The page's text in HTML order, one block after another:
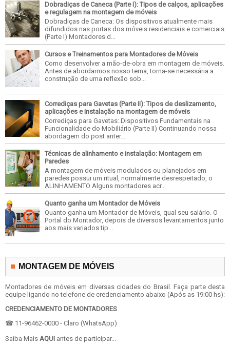
Dobradiças de Caneca (Parte I): Tipos de calços, aplicações
e regulagem na montagem de móveis
Dobradiças de Caneca: Os dispositivos atualmente mais
difundidos nas portas dos móveis residenciais e comerciais
(Parte I) Montadores d...
Cursos e Treinamentos para Montadores de Móveis
Como desenvolver a mão-de-obra em montagem de móveis.
Antes de abordarmos nosso tema, torna-se necessária a
construção de uma reflexão sob...
Corrediças para Gavetas (Parte II): Tipos de deslizamento,
aplicações e instalação na montagem de móveis
Corrediças para Gavetas: Dispositivos Fundamentais na
Funcionalidade do Mobiliário (Parte II) Continuando nossa
abordagem do post anter...
Técnicas de alinhamento e instalação: Montagem em
Paredes
A montagem de móveis modulados ou planejados em
paredes possui um ritual, normalmente desrespeitado, o
ALINHAMENTO Alguns montadores acr...
Quanto ganha um Montador de Móveis
Quanto ganha um Montador de Móveis, qual seu salário. O
Portal do Montador, depois de diversos levantamentos junto
aos mais variados tip...
MONTAGEM DE MÓVEIS
Montadores de móveis em diversas cidades do Brasil. Faça parte desta
equipe ligando no telefone de credenciamento abaixo (Após as 19:00 hs):
CREDENCIAMENTO DE MONTADORES
☎ 11-96462-0000 - Claro (WhatsApp)
Saiba Mais AQUI antes de participar...